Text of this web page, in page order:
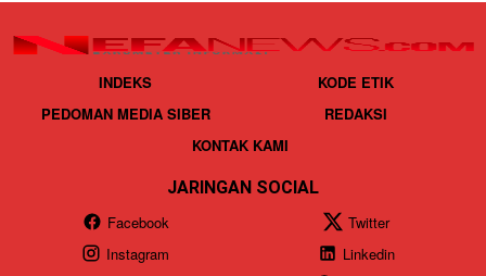
INDEKS
KODE ETIK
PEDOMAN MEDIA SIBER
REDAKSI
KONTAK KAMI
JARINGAN SOCIAL
Facebook
Twitter
Instagram
Linkedin